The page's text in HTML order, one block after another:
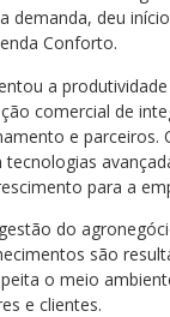
demanda, deu
Conforto.
a
comercial de
e parceiros.
para a
do
são
o meio
e clientes.